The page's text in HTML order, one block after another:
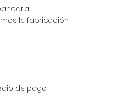
la fabricación
de pago